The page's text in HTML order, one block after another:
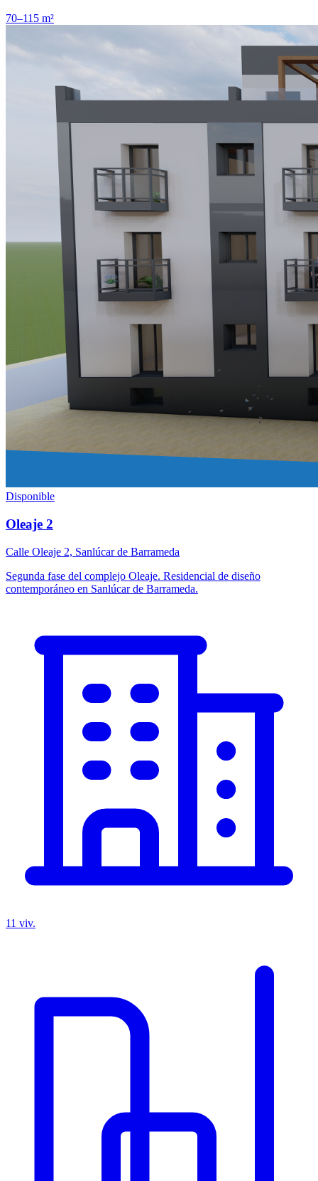
70–115 m²
Disponible
Oleaje 2
Calle Oleaje 2, Sanlúcar de Barrameda
Segunda fase del complejo Oleaje. Residencial de diseño
contemporáneo en Sanlúcar de Barrameda.
11 viv.